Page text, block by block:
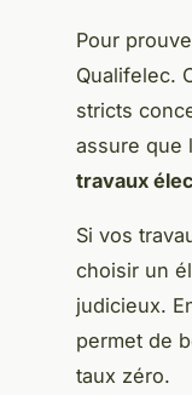
Pour
Qualifelec.
stricts
assure que
travaux
Si vos
choisir un
judicieux.
permet de
taux zéro.